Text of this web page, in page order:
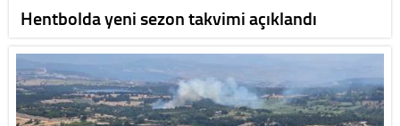
Hentbolda yeni sezon takvimi açıklandı